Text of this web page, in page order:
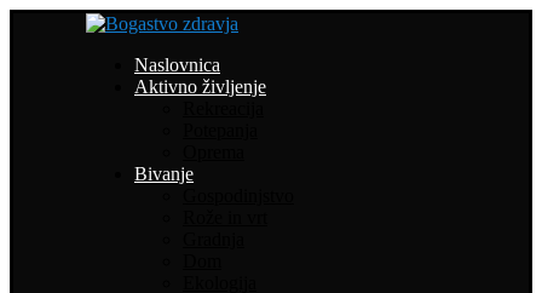
Naslovnica
Aktivno življenje
Bivanje